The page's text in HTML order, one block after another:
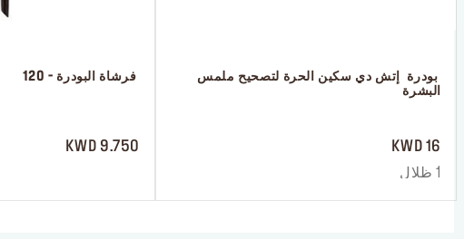
فرشاة البودرة - 120
9.750 KWD
البشرة
16 KWD
1 ظلال